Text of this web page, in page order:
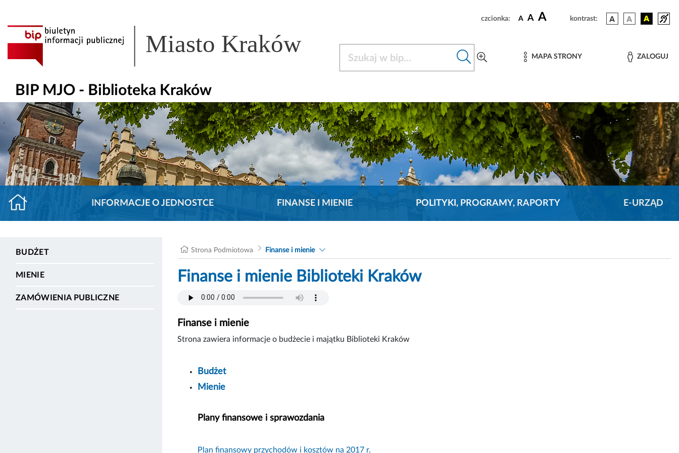
czcionka: A A A kontrast:
Miasto Kraków MAPA STRONY ZALOGUJ
BIP MJO - Biblioteka Kraków
INFORMACJE O JEDNOSTCE FINANSE I MIENIE POLITYKI, PROGRAMY, RAPORTY E-URZĄD
BUDŻET
MIENIE
ZAMÓWIENIA PUBLICZNE
Strona Podmiotowa Finanse i mienie
Finanse i mienie Biblioteki Kraków
Finanse i mienie
Strona zawiera informacje o budżecie i majątku Biblioteki Kraków
Budżet
Mienie
Plany finansowe i sprawozdania
Plan finansowy przychodów i kosztów na 2017 r.